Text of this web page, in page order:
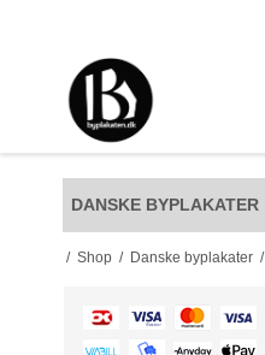
DANSKE BYPLAKATER
/ Shop / Danske byplakater /